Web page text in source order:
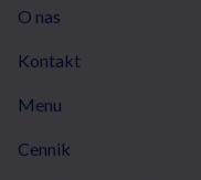
O nas
Kontakt
Menu
Cennik